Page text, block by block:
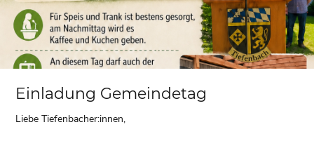
Einladung Gemeindetag
Liebe Tiefenbacher:innen,